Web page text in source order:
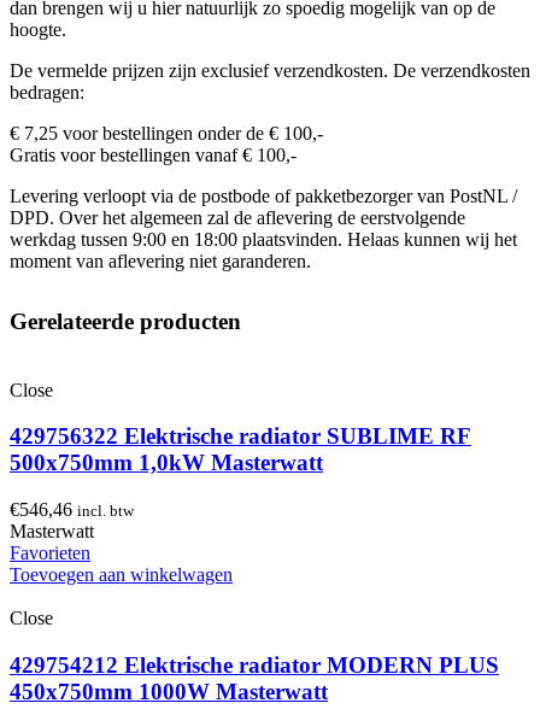
dan brengen wij u hier natuurlijk zo spoedig mogelijk van op de
hoogte.
De vermelde prijzen zijn exclusief verzendkosten. De verzendkosten
bedragen:
€ 7,25 voor bestellingen onder de € 100,-
Gratis voor bestellingen vanaf € 100,-
Levering verloopt via de postbode of pakketbezorger van PostNL /
DPD. Over het algemeen zal de aflevering de eerstvolgende
werkdag tussen 9:00 en 18:00 plaatsvinden. Helaas kunnen wij het
moment van aflevering niet garanderen.
Gerelateerde producten
Close
429756322 Elektrische radiator SUBLIME RF
500x750mm 1,0kW Masterwatt
€546,46 incl. btw
Masterwatt
Favorieten
Toevoegen aan winkelwagen
Close
429754212 Elektrische radiator MODERN PLUS
450x750mm 1000W Masterwatt